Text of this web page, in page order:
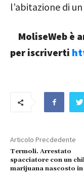
l’abitazione di
MoliseWeb è
per iscriverti
Articolo Precdedente
Termoli. Arrestato
spacciatore con un
marijuana nascosto in